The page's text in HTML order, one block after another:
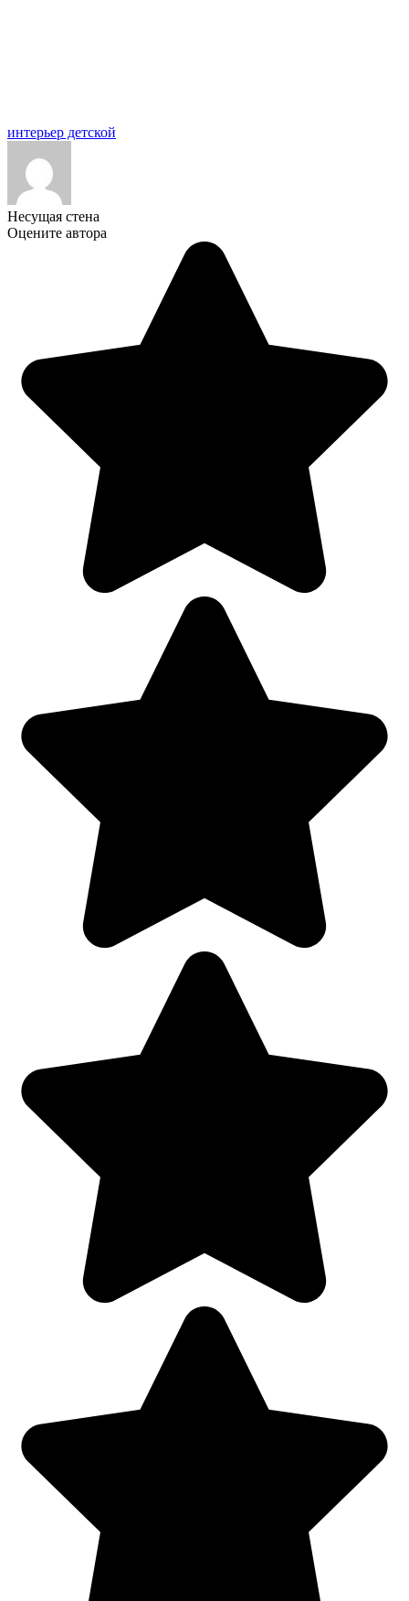
интерьер детской
Несущая стена
Оцените автора